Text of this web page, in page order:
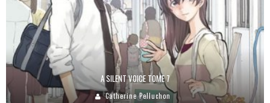
A SILENT VOICE TOME 7
Catherine Pelluchon